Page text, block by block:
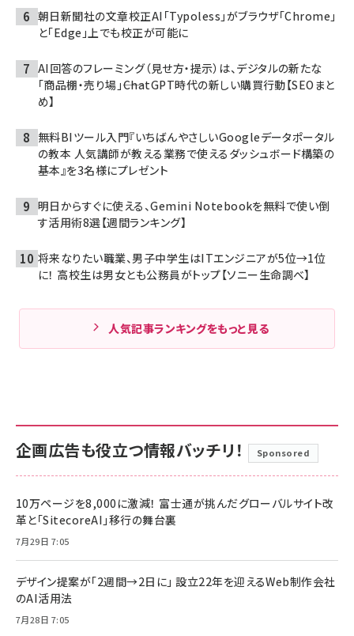
朝日新聞社の文章校正AI「Typoless」がブラウザ「Chrome」
と「Edge」上でも校正が可能に
AI回答のフレーミング（見せ方・提示）は、デジタルの新たな
「商品棚・売り場」――ChatGPT時代の新しい購買行動【SEOまと
め】
無料BIツール入門『いちばんやさしいGoogleデータポータル
の教本 人気講師が教える業務で使えるダッシュボード構築の
基本』を3名様にプレゼント
明日からすぐに使える、Gemini Notebookを無料で使い倒
す活用術8選【週間ランキング】
将来なりたい職業、男子中学生はITエンジニアが5位→1位
に！ 高校生は男女とも公務員がトップ【ソニー生命調べ】
人気記事ランキングをもっと見る
企画広告も役立つ情報バッチリ！ Sponsored
10万ページを8,000に激減！ 富士通が挑んだグローバルサイト改
革と「SitecoreAI」移行の舞台裏
7月29日 7:05
デザイン提案が「2週間→2日に」 設立22年を迎えるWeb制作会社
のAI活用法
7月28日 7:05